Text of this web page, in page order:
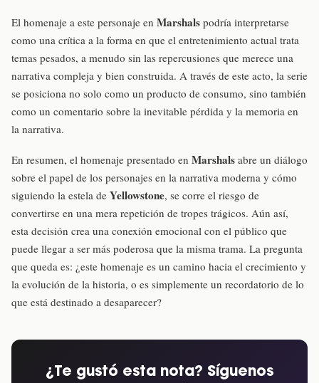
El homenaje a este personaje en Marshals podría interpretarse
como una crítica a la forma en que el entretenimiento actual trata
temas pesados, a menudo sin las repercusiones que merece una
narrativa compleja y bien construida. A través de este acto, la serie
se posiciona no solo como un producto de consumo, sino también
como un comentario sobre la inevitable pérdida y la memoria en
la narrativa.
En resumen, el homenaje presentado en Marshals abre un diálogo
sobre el papel de los personajes en la narrativa moderna y cómo
siguiendo la estela de Yellowstone, se corre el riesgo de
convertirse en una mera repetición de tropes trágicos. Aún así,
esta decisión crea una conexión emocional con el público que
puede llegar a ser más poderosa que la misma trama. La pregunta
que queda es: ¿este homenaje es un camino hacia el crecimiento y
la evolución de la historia, o es simplemente un recordatorio de lo
que está destinado a desaparecer?
¿Te gustó esta nota? Síguenos